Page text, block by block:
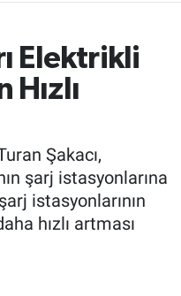
Elektrikli
Hızlı
Şakacı,
şarj istasyonlarına
istasyonlarının
hızlı artması